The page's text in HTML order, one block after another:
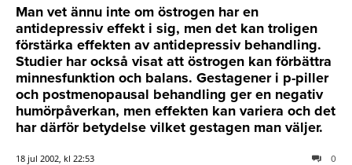
Man vet ännu inte om östrogen har en
antidepressiv effekt i sig, men det kan troligen
förstärka effekten av antidepressiv behandling.
Studier har också visat att östrogen kan förbättra
minnesfunktion och balans. Gestagener i p-piller
och postmenopausal behandling ger en negativ
humörpåverkan, men effekten kan variera och det
har därför betydelse vilket gestagen man väljer.
18 jul 2002, kl 22:53 0